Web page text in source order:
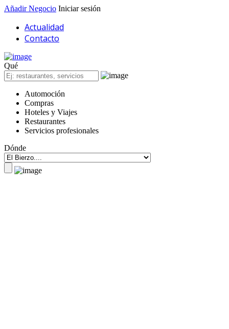
Añadir Negocio Iniciar sesión
Actualidad
Contacto
Qué
Automoción
Compras
Hoteles y Viajes
Restaurantes
Servicios profesionales
Dónde